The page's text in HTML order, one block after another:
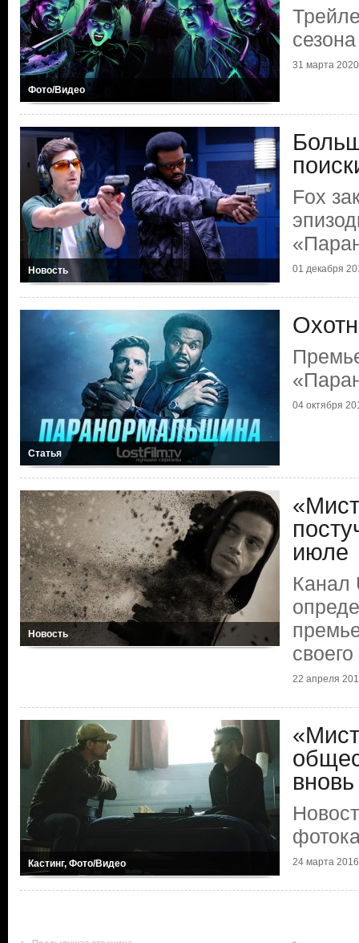
Фото/Видео
31 марта 2020
Новость
Fox
01 декабря
Статья
04 октября
Новость
июле
Канал
22 апреля
Кастинг, Фото/Видео 24 марта 2016